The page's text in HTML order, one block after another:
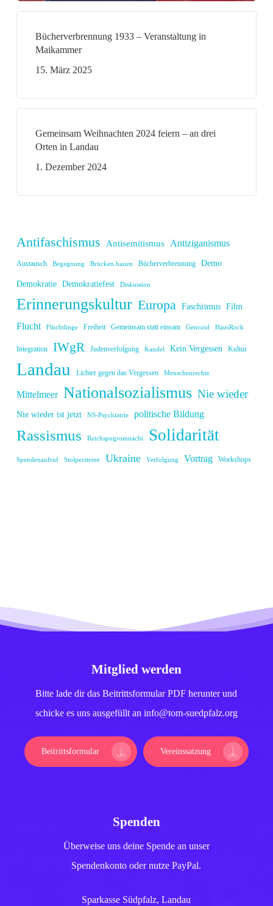
Bücherverbrennung 1933 – Veranstaltung in
Maikammer
15. März 2025
Gemeinsam Weihnachten 2024 feiern – an drei
Orten in Landau
1. Dezember 2024
Antifaschismus Antisemitismus Antiziganismus
Austausch Begegnung Brücken bauen Bücherverbrennung Demo
Demokratie Demokratiefest Diskussion
Erinnerungskultur Europa Faschismus Film
Flucht Flüchtlinge Freiheit Gemeinsam statt einsam Genozid HausRock
Integration IWgR Judenverfolgung Kandel Kein Vergessen Kultur
Landau Lichter gegen das Vergessen Menschenrechte
Mittelmeer Nationalsozialismus Nie wieder
Nie wieder ist jetzt NS-Psychiatrie politische Bildung
Rassismus Reichspogromnacht Solidarität
Spendenaufruf Stolpersteine Ukraine Verfolgung Vortrag Workshops
Mitglied werden
Bitte lade dir das Beitrittsformular PDF herunter und
schicke es uns ausgefüllt an info@tom-suedpfalz.org
Beitrittsformular Vereinssatzung
Spenden
Überweise uns deine Spende an unser
Spendenkonto oder nutze PayPal.
Sparkasse Südpfalz, Landau